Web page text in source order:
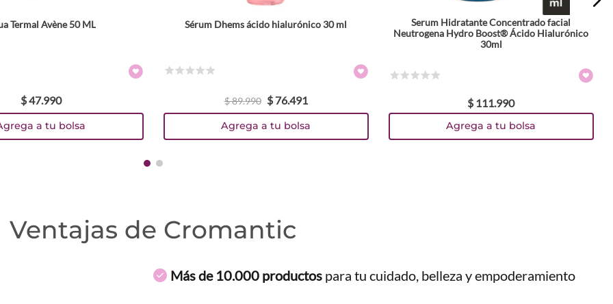
Termal Avène 50 ML
$47.990
a tu bolsa
Sérum Dhems ácido hialurónico 30 ml
$89.990 $ 76.491
Agrega a tu bolsa
Serum Hidratante Concentrado facial
Neutrogena Hydro Boost® Ácido Hialurónico
30ml
$ 111.990
Agrega a tu bolsa
Ventajas de Cromantic
Más de 10.000 productos para tu cuidado, belleza y empoderamiento